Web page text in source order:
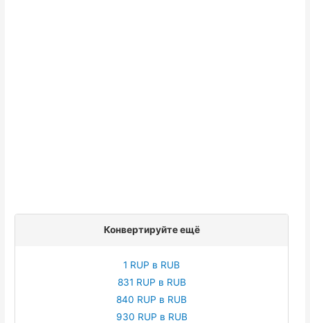
Конвертируйте ещё
1 RUP в RUB
831 RUP в RUB
840 RUP в RUB
930 RUP в RUB